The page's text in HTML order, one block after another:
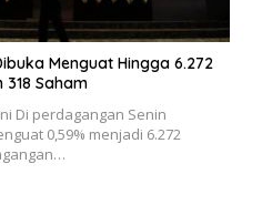
Menguat Hingga 6.272
Saham
Di perdagangan Senin
0,59% menjadi 6.272